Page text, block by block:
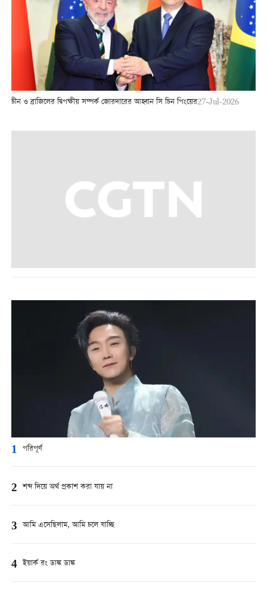
চীন ও ব্রাজিলের দ্বিপক্ষীয় সম্পর্ক জোরদারের আহ্বান সি চিন পিংয়ের27-Jul-2026
1 পরিপূর্ণ
2 শব্দ দিয়ে অর্থ প্রকাশ করা যায় না
3 আমি এসেছিলাম, আমি চলে যাচ্ছি
4 ইয়ার্ক রং ডাঙ্ক ডাঙ্ক